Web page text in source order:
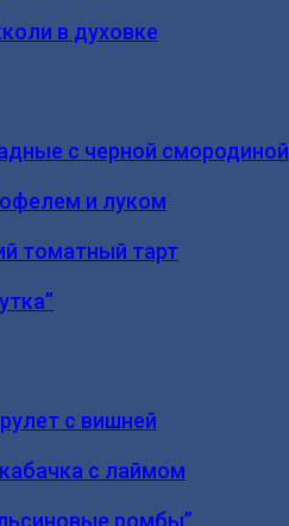
в духовке
с черной смородиной
и луком
томатный тарт
с вишней
с лаймом
ромбы”